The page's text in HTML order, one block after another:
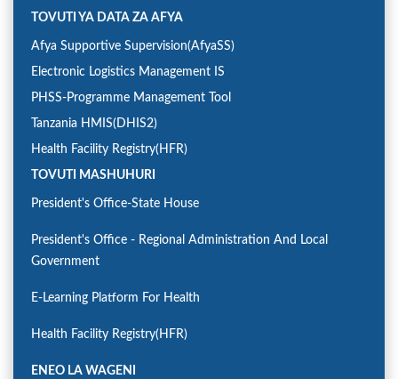
TOVUTI YA DATA ZA AFYA
Afya Supportive Supervision(AfyaSS)
Electronic Logistics Management IS
PHSS-Programme Management Tool
Tanzania HMIS(DHIS2)
Health Facility Registry(HFR)
TOVUTI MASHUHURI
President's Office-State House
President's Office - Regional Administration And Local
Government
E-Learning Platform For Health
Health Facility Registry(HFR)
ENEO LA WAGENI